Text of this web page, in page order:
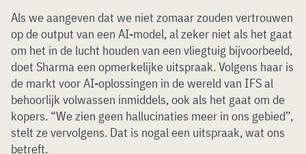
Als we aangeven dat we niet zomaar zouden vertrouwen
op de output van een AI-model, al zeker niet als het gaat
om het in de lucht houden van een vliegtuig bijvoorbeeld,
doet Sharma een opmerkelijke uitspraak. Volgens haar is
de markt voor AI-oplossingen in de wereld van IFS al
behoorlijk volwassen inmiddels, ook als het gaat om de
kopers. “We zien geen hallucinaties meer in ons gebied”,
stelt ze vervolgens. Dat is nogal een uitspraak, wat ons
betreft.